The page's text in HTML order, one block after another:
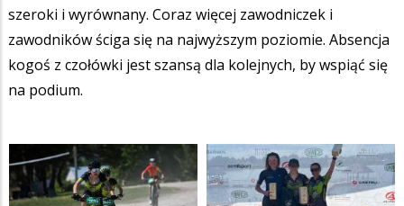
szeroki i wyrównany. Coraz więcej zawodniczek i
zawodników ściga się na najwyższym poziomie. Absencja
kogoś z czołówki jest szansą dla kolejnych, by wspiąć się
na podium.